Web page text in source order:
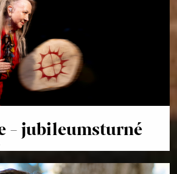
- jubileumsturné